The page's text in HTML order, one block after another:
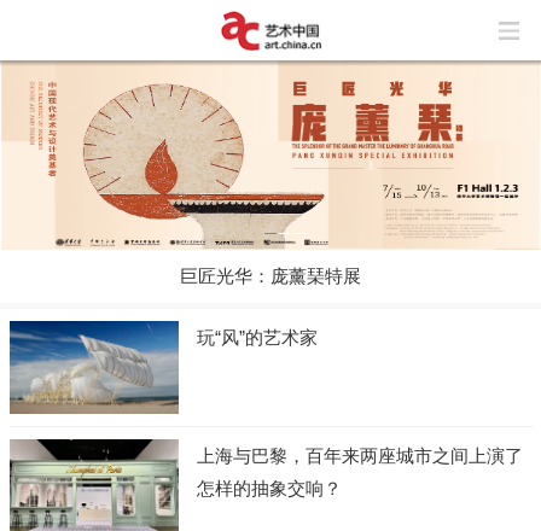
巨匠光华：庞薰琹特展
玩“风”的艺术家
上海与巴黎，百年来两座城市之间上演了
怎样的抽象交响？